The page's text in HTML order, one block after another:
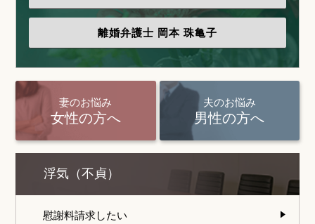
離婚弁護士 岡本 珠亀子
妻のお悩み
女性の方へ
夫のお悩み
男性の方へ
浮気（不貞）
慰謝料請求したい